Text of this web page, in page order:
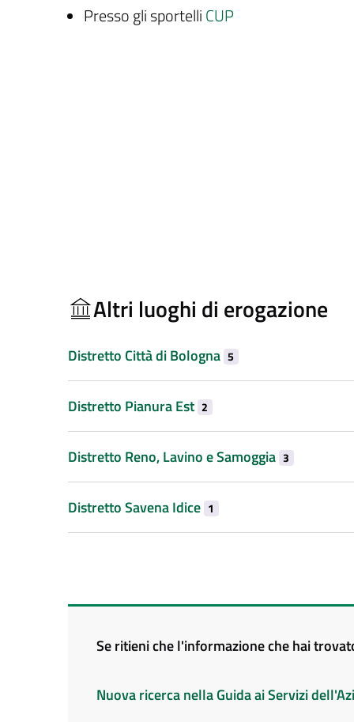
Presso gli sportelli CUP
Altri luoghi di erogazione
Distretto Città di Bologna 5
Distretto Pianura Est 2
Distretto Reno, Lavino e Samoggia 3
Distretto Savena Idice 1
Se ritieni che l'informazione che hai
Nuova ricerca nella Guida ai Servizi